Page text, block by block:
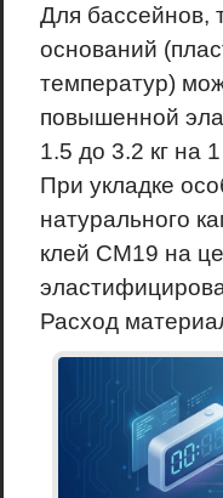
Для бассейнов,
оснований
температур)
повышенной
1.5 до 3.2 кг на
При укладке
натурального
клей СМ19 на
Расход